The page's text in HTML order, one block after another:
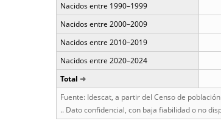
Nacidos entre 1990–1999
Nacidos entre 2000–2009
Nacidos entre 2010–2019
Nacidos entre 2020–2024
Total
Fuente: Idescat, a partir del Censo de
.. Dato confidencial, con baja fiabilidad o no